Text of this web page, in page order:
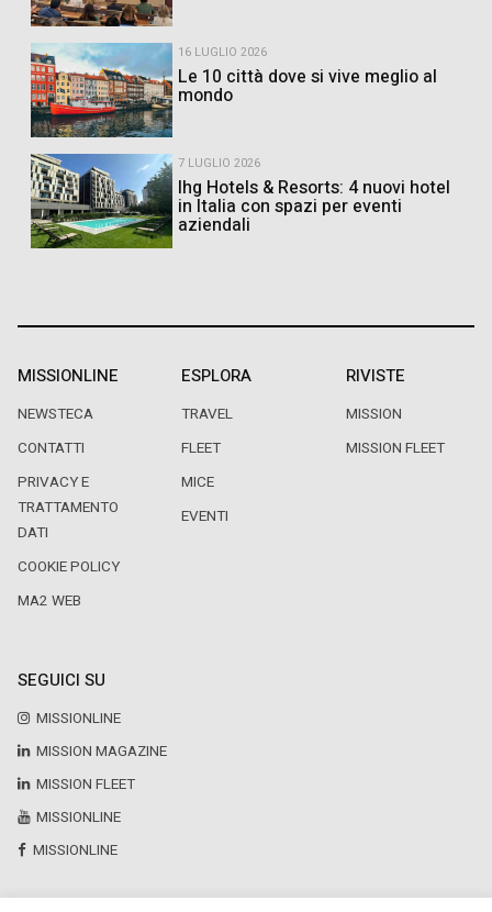
16 LUGLIO 2026
Le 10 città dove si vive meglio al
mondo
7 LUGLIO 2026
Ihg Hotels & Resorts: 4 nuovi hotel
in Italia con spazi per eventi
aziendali
MISSIONLINE
NEWSTECA
CONTATTI
PRIVACY E
TRATTAMENTO
DATI
COOKIE POLICY
MA2 WEB
ESPLORA
TRAVEL
FLEET
MICE
EVENTI
RIVISTE
MISSION
MISSION FLEET
SEGUICI SU
MISSIONLINE
MISSION MAGAZINE
MISSION FLEET
MISSIONLINE
MISSIONLINE